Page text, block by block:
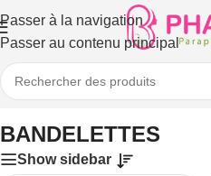
Passer à la navigation
Passer au contenu principal
Accueil/Matériel médical/
BANDELETTES
Show sidebar